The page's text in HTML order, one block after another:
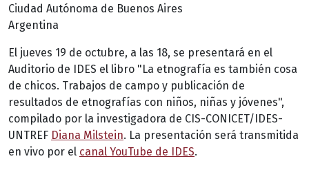
Ciudad Autónoma de Buenos Aires
Argentina
El jueves 19 de octubre, a las 18, se presentará en el
Auditorio de IDES el libro "La etnografía es también cosa
de chicos. Trabajos de campo y publicación de
resultados de etnografías con niños, niñas y jóvenes",
compilado por la investigadora de CIS-CONICET/IDES-
UNTREF Diana Milstein. La presentación será transmitida
en vivo por el canal YouTube de IDES.